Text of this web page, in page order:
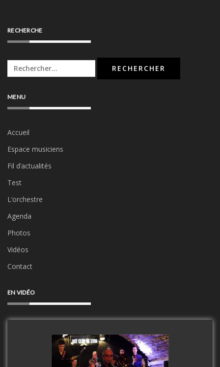
RECHERCHE
Rechercher :
MENU
Accueil
Espace musiciens
Fil d’actualités
Test
L’orchestre
Agenda
Photos
Vidéos
Contact
EN VIDÉO
Clip Only Big Band 2019